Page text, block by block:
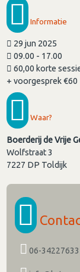
Informatie
29 jun 2025
09.00 - 17.00
60,00 korte
+ voorgesprek €60
Waar?
Boerderij de Vrije
Wolfstraat 3
7227 DP Toldijk
06-34227633